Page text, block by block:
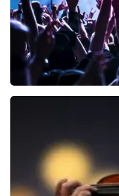
BESTEL NU